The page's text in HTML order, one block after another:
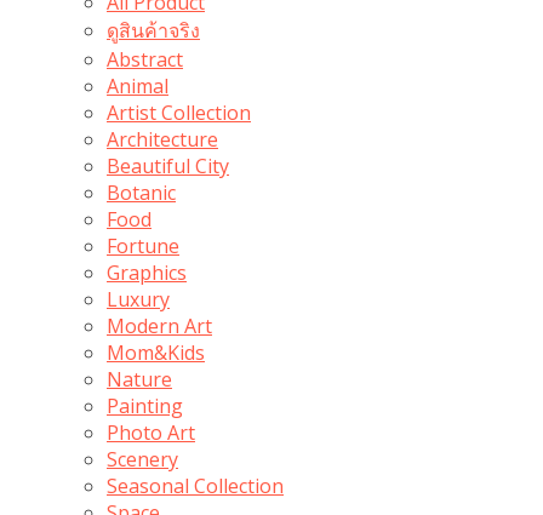
ดูสินค้าจริง
Abstract
Animal
Artist Collection
Architecture
Beautiful City
Botanic
Food
Fortune
Graphics
Luxury
Modern Art
Mom&Kids
Nature
Painting
Photo Art
Scenery
Seasonal Collection